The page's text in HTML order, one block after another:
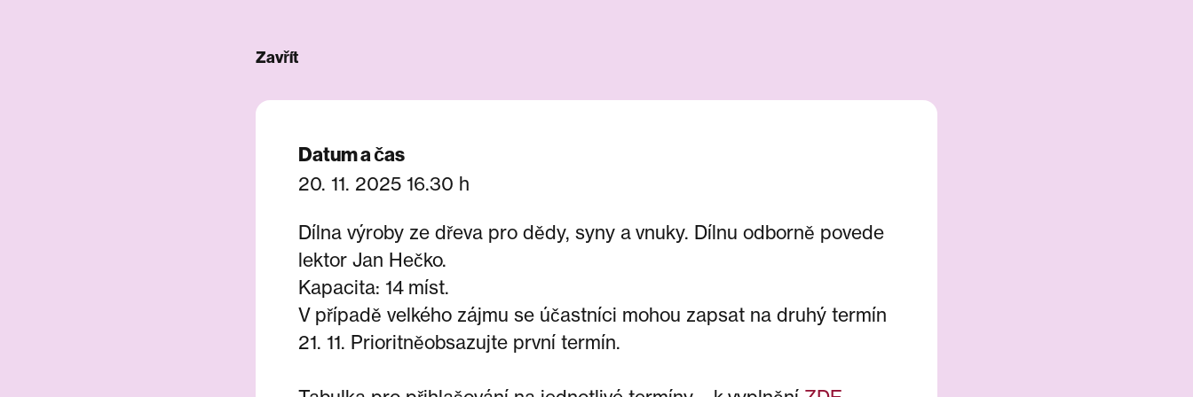
Zavřít
Datum a čas
20. 11. 2025 16.30 h
Dílna výroby ze dřeva pro dědy, syny a vnuky. Dílnu odborně povede
lektor Jan Hečko.
Kapacita: 14 míst.
V případě velkého zájmu se účastníci mohou zapsat na druhý termín
21. 11. Prioritněobsazujte první termín.